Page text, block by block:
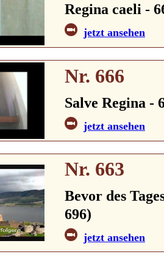
Regina caeli -
jetzt ansehen
Nr. 666
Salve Regina -
jetzt ansehen
Nr. 663
Bevor des
696)
jetzt ansehen